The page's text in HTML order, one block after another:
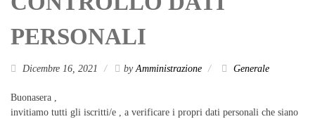
PERSONALI
Dicembre 16, 2021 byAmministrazione Generale
Buonasera ,
invitiamo tutti gli iscritti/e , a verificare i propri dati personali che siano